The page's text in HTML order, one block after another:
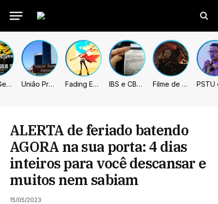
Metal Gear Solid: Master Collection 2 terá legendas e menus em portugues União Progressista e PL terão mais tempo de propaganda eleitoral Fading Echo – Review IBS e CBS necessitarão constar nas notas fiscais com início desta 2ª. Entenda Filme de Elden Ring tem gravações concluídas, mas ainda fica longe do lançamento
ALERTA de feriado batendo
AGORA na sua porta: 4 dias
inteiros para você descansar e
muitos nem sabiam
15/05/2023